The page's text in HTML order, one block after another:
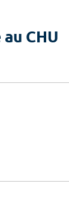
CHU